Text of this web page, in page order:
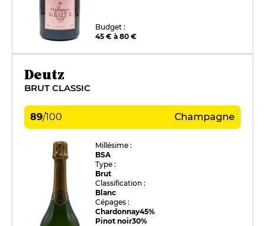
Budget :
45 € à 80 €
Deutz
BRUT CLASSIC
89/100 Champagne
Millésime :
BSA
Type :
Brut
Classification :
Blanc
Cépages :
Chardonnay45%
Pinot noir30%